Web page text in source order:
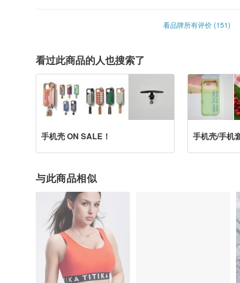
看品牌所有评价 (151)
看过此商品的人也搜索了
手机壳 ON SALE！ 手机壳/手机
与此商品相似